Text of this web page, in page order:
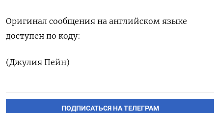
Оригинал сообщения на английском языке
доступен по коду:
(Джулия Пейн)
ПОДПИСАТЬСЯ НА ТЕЛЕГРАМ